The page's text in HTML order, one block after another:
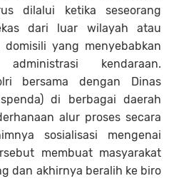
dilalui ketika seseorang
dari luar wilayah atau
domisili yang menyebabkan
kendaraan.
bersama dengan Dinas
di berbagai daerah
alur proses secara
sosialisasi mengenai
membuat masyarakat
dan akhirnya beralih ke biro